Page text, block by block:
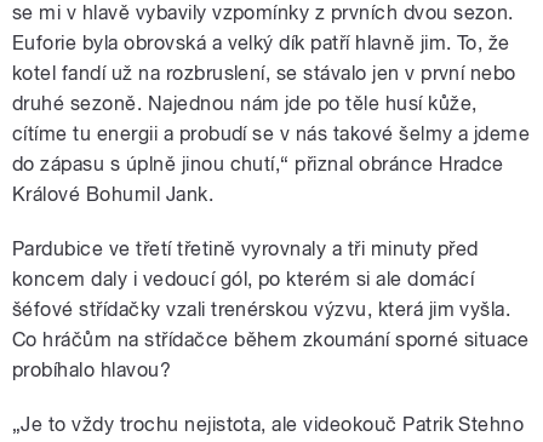
se mi v hlavě vybavily vzpomínky z prvních dvou sezon.
Euforie byla obrovská a velký dík patří hlavně jim. To, že
kotel fandí už na rozbruslení, se stávalo jen v první nebo
druhé sezoně. Najednou nám jde po těle husí kůže,
cítíme tu energii a probudí se v nás takové šelmy a jdeme
do zápasu s úplně jinou chutí,“ přiznal obránce Hradce
Králové Bohumil Jank.
Pardubice ve třetí třetině vyrovnaly a tři minuty před
koncem daly i vedoucí gól, po kterém si ale domácí
šéfové střídačky vzali trenérskou výzvu, která jim vyšla.
Co hráčům na střídačce během zkoumání sporné situace
probíhalo hlavou?
„Je to vždy trochu nejistota, ale videokouč Patrik Stehno